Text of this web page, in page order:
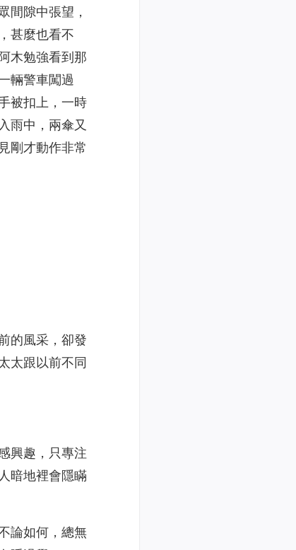
間隙中張望，
甚麼也看不
木勉強看到那
輛警車闖過
被扣上，一時
雨中，兩傘又
剛才動作非常
的風采，卻發
太跟以前不同
興趣，只專注
暗地裡會隱瞞
論如何，總無